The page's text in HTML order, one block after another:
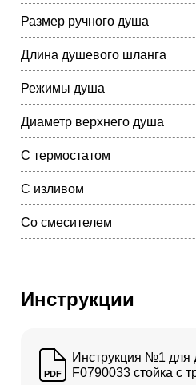
Размер ручного душа
Длина душевого шланга
Режимы душа
Диаметр верхнего душа
С термостатом
С изливом
Со смесителем
Инструкции
PDF
Инструкция №1 для
F0790033 стойка с